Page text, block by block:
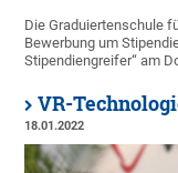
Die Graduiertenschule
Bewerbung um
Stipendiengreifer“ am
VR-
18.01.2022